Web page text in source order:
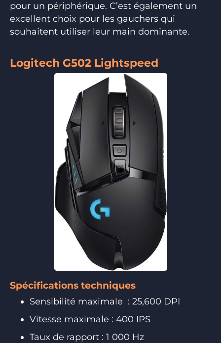
pour un périphérique. C’est également un
excellent choix pour les gauchers qui
souhaitent utiliser leur main dominante.
Logitech G502 Lightspeed
Spécifications techniques
Sensibilité maximale : 25,600 DPI
Vitesse maximale : 400 IPS
Taux de rapport : 1 000 Hz